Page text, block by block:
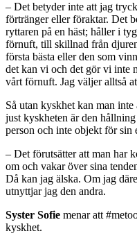
– Det betyder inte att jag
förtränger eller föraktar. Det
ryttaren på en häst; håller i
förnuft, till skillnad från
första bästa eller den som
det kan vi och det gör vi inte
vårt förnuft. Jag väljer alltså
Så utan kyskhet kan man
just kyskheten är den
person och inte objekt för sin
– Det förutsätter att man har
om och vakar över sina
Då kan jag älska. Om jag
utnyttjar jag den andra.
Syster Sofie menar att
kyskhet.